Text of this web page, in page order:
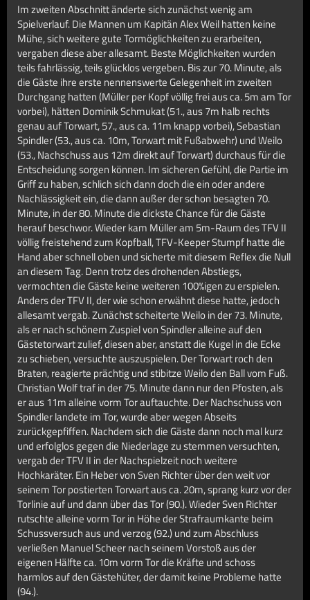
Im zweiten Abschnitt änderte sich zunächst wenig am
Spielverlauf. Die Mannen um Kapitän Alex Weil hatten keine
Mühe, sich weitere gute Tormöglichkeiten zu erarbeiten,
vergaben diese aber allesamt. Beste Möglichkeiten wurden
teils fahrlässig, teils glücklos vergeben. Bis zur 70. Minute, als
die Gäste ihre erste nennenswerte Gelegenheit im zweiten
Durchgang hatten (Müller per Kopf völlig frei aus ca. 5m am Tor
vorbei), hätten Dominik Schmukat (51., aus 7m halb rechts
genau auf Torwart, 57., aus ca. 11m knapp vorbei), Sebastian
Spindler (53., aus ca. 10m, Torwart mit Fußabwehr) und Weilo
(53., Nachschuss aus 12m direkt auf Torwart) durchaus für die
Entscheidung sorgen können. Im sicheren Gefühl, die Partie im
Griff zu haben, schlich sich dann doch die ein oder andere
Nachlässigkeit ein, die dann außer der schon besagten 70.
Minute, in der 80. Minute die dickste Chance für die Gäste
herauf beschwor. Wieder kam Müller am 5m-Raum des TFV II
völlig freistehend zum Kopfball, TFV-Keeper Stumpf hatte die
Hand aber schnell oben und sicherte mit diesem Reflex die Null
an diesem Tag. Denn trotz des drohenden Abstiegs,
vermochten die Gäste keine weiteren 100%igen zu erspielen.
Anders der TFV II, der wie schon erwähnt diese hatte, jedoch
allesamt vergab. Zunächst scheiterte Weilo in der 73. Minute,
als er nach schönem Zuspiel von Spindler alleine auf den
Gästetorwart zulief, diesen aber, anstatt die Kugel in die Ecke
zu schieben, versuchte auszuspielen. Der Torwart roch den
Braten, reagierte prächtig und stibitze Weilo den Ball vom Fuß.
Christian Wolf traf in der 75. Minute dann nur den Pfosten, als
er aus 11m alleine vorm Tor auftauchte. Der Nachschuss von
Spindler landete im Tor, wurde aber wegen Abseits
zurückgepfiffen. Nachdem sich die Gäste dann noch mal kurz
und erfolglos gegen die Niederlage zu stemmen versuchten,
vergab der TFV II in der Nachspielzeit noch weitere
Hochkaräter. Ein Heber von Sven Richter über den weit vor
seinem Tor postierten Torwart aus ca. 20m, sprang kurz vor der
Torlinie auf und dann über das Tor (90.). Wieder Sven Richter
rutschte alleine vorm Tor in Höhe der Strafraumkante beim
Schussversuch aus und verzog (92.) und zum Abschluss
verließen Manuel Scheer nach seinem Vorstoß aus der
eigenen Hälfte ca. 10m vorm Tor die Kräfte und schoss
harmlos auf den Gästehüter, der damit keine Probleme hatte
(94.).